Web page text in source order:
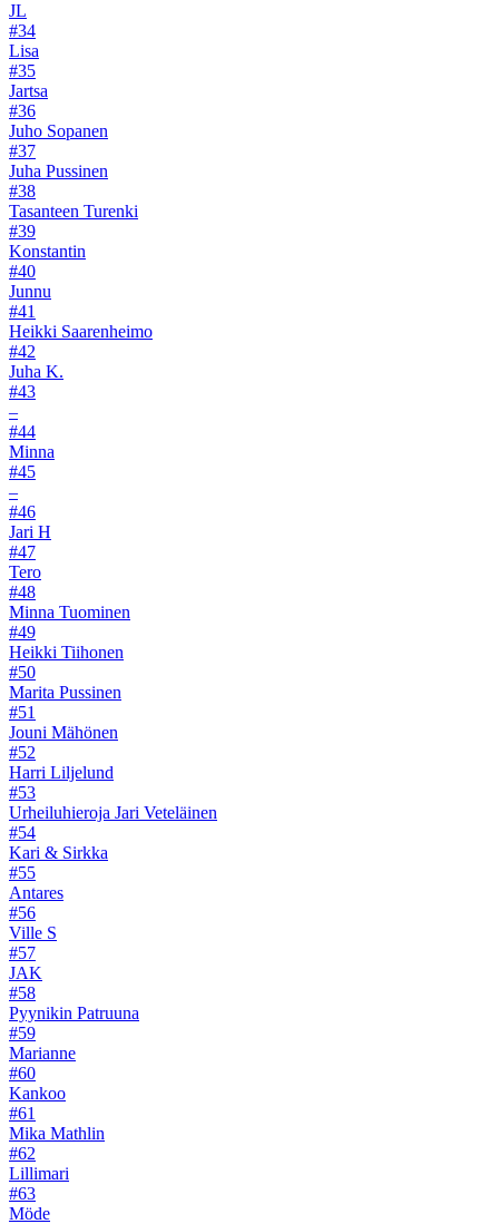
JL
#34
Lisa
#35
Jartsa
#36
Juho Sopanen
#37
Juha Pussinen
#38
Tasanteen Turenki
#39
Konstantin
#40
Junnu
#41
Heikki Saarenheimo
#42
Juha K.
#43
–
#44
Minna
#45
–
#46
Jari H
#47
Tero
#48
Minna Tuominen
#49
Heikki Tiihonen
#50
Marita Pussinen
#51
Jouni Mähönen
#52
Harri Liljelund
#53
Urheiluhieroja Jari Veteläinen
#54
Kari & Sirkka
#55
Antares
#56
Ville S
#57
JAK
#58
Pyynikin Patruuna
#59
Marianne
#60
Kankoo
#61
Mika Mathlin
#62
Lillimari
#63
Möde